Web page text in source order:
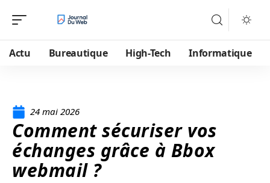
Actu Bureautique High-Tech Informatique
24 mai 2026
Comment sécuriser vos
échanges grâce à Bbox
webmail ?